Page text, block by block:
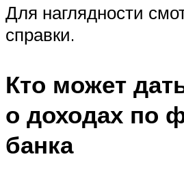
Для наглядности
справки.
Кто может
о доходах по
банка